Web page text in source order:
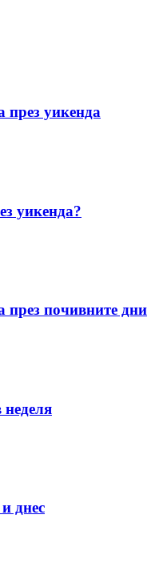
през уикенда
уикенда?
през почивните дни
днес